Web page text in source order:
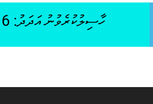
ހާސިލުކުރެވުނު އަދަދު: 6